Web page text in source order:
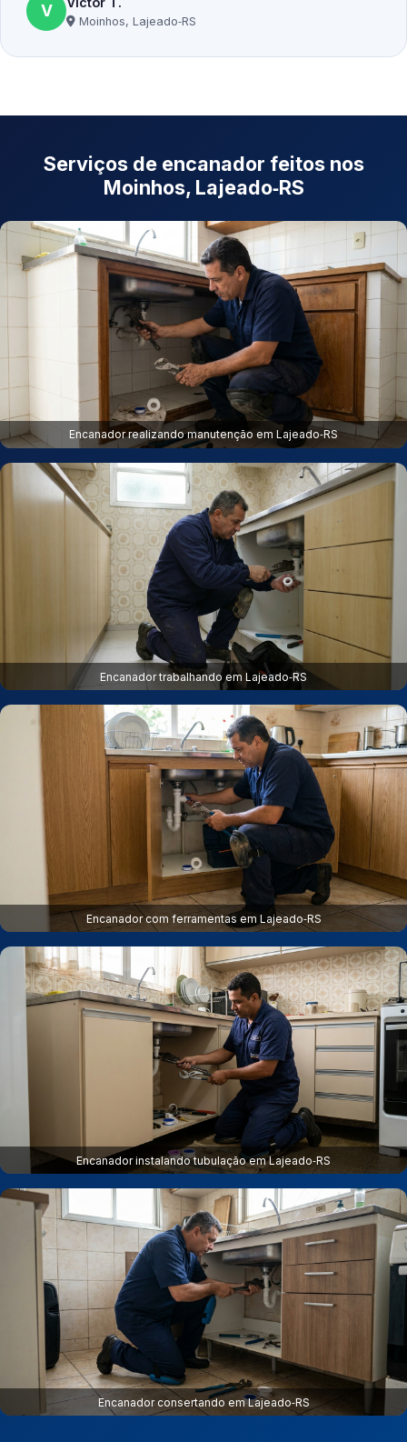
V
Moinhos, Lajeado‑RS
Serviços de encanador feitos nos
Moinhos, Lajeado‑RS
Encanador realizando manutenção em Lajeado‑RS
Encanador trabalhando em Lajeado‑RS
Encanador com ferramentas em Lajeado‑RS
Encanador instalando tubulação em Lajeado‑RS
Encanador consertando em Lajeado‑RS